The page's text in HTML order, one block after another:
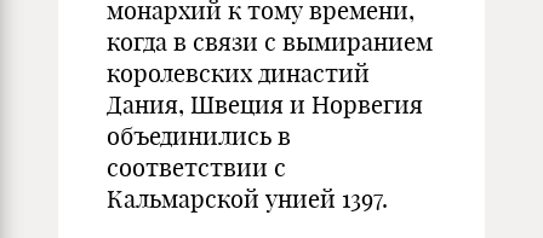
монархий к тому времени,
когда в связи с вымиранием
королевских династий
Дания, Швеция и Норвегия
объединились в
соответствии с
Кальмарской унией 1397.